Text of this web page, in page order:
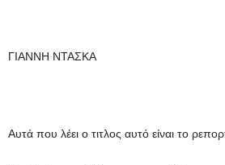
ΓΙΑΝΝΗ ΝΤΑΣΚΑ
Αυτά που λέει ο τιτλος αυτό είναι το